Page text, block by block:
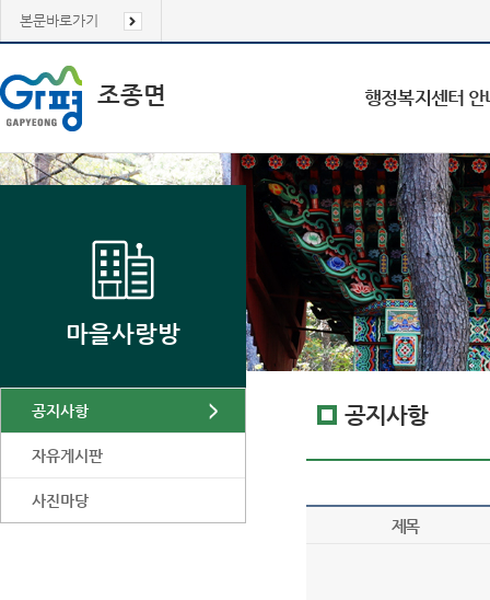
본문바로가기
조종면 행정복지센터 안
마을사랑방
공지사항
자유게시판
사진마당
공지사항
제목